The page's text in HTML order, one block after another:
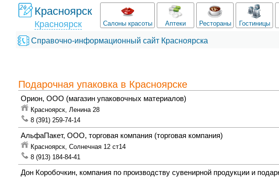
Красноярск
Красноярск Салоны красоты Аптеки Рестораны Гостиницы
Справочно-информационный сайт Красноярска
Подарочная упаковка в Красноярске
Орион, ООО (магазин упаковочных материалов)
Красноярск, Ленина 28
8 (391) 259-74-14
АльфаПакет, ООО, торговая компания (торговая компания)
Красноярск, Солнечная 12 ст14
8 (913) 184-84-41
Дон Коробочкин, компания по производству сувенирной продукции и